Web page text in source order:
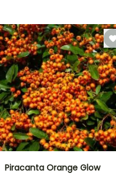
Piracanta Orange Glow